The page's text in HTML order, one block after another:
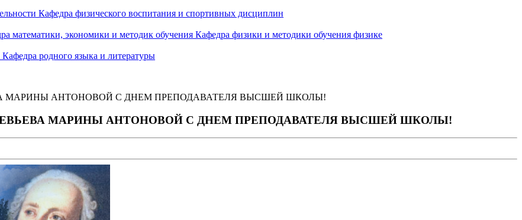
Кафедра физического воспитания и спортивных дисциплин
математики, экономики и методик обучения Кафедра физики и методики обучения физике
Кафедра родного языка и литературы
МАРИНЫ АНТОНОВОЙ С ДНЕМ ПРЕПОДАВАТЕЛЯ ВЫСШЕЙ ШКОЛЫ!
МАРИНЫ АНТОНОВОЙ С ДНЕМ ПРЕПОДАВАТЕЛЯ ВЫСШЕЙ ШКОЛЫ!